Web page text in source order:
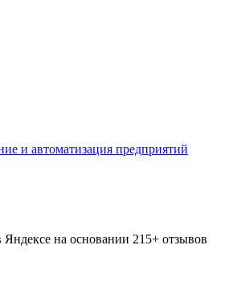
и автоматизация предприятий
Яндексе на основании 215+ отзывов